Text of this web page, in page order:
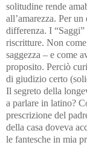
solitudine rende
all’amarezza. Per
differenza. I
riscritture. Non
saggezza – e come
proposito. Perciò
di giudizio certo
Il segreto della
a parlare in latino?
prescrizione del
della casa doveva
le fantesche in mia